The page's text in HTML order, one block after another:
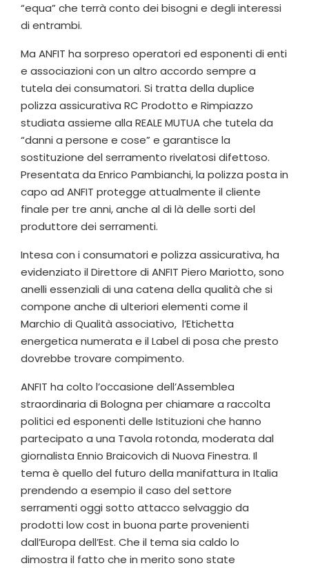
“equa” che terrà conto dei bisogni e degli interessi
di entrambi.
Ma ANFIT ha sorpreso operatori ed esponenti di enti
e associazioni con un altro accordo sempre a
tutela dei consumatori. Si tratta della duplice
polizza assicurativa RC Prodotto e Rimpiazzo
studiata assieme alla REALE MUTUA che tutela da
“danni a persone e cose” e garantisce la
sostituzione del serramento rivelatosi difettoso.
Presentata da Enrico Pambianchi, la polizza posta in
capo ad ANFIT protegge attualmente il cliente
finale per tre anni, anche al di là delle sorti del
produttore dei serramenti.
Intesa con i consumatori e polizza assicurativa, ha
evidenziato il Direttore di ANFIT Piero Mariotto, sono
anelli essenziali di una catena della qualità che si
compone anche di ulteriori elementi come il
Marchio di Qualità associativo, l’Etichetta
energetica numerata e il Label di posa che presto
dovrebbe trovare compimento.
ANFIT ha colto l’occasione dell’Assemblea
straordinaria di Bologna per chiamare a raccolta
politici ed esponenti delle Istituzioni che hanno
partecipato a una Tavola rotonda, moderata dal
giornalista Ennio Braicovich di Nuova Finestra. Il
tema è quello del futuro della manifattura in Italia
prendendo a esempio il caso del settore
serramenti oggi sotto attacco selvaggio da
prodotti low cost in buona parte provenienti
dall’Europa dell’Est. Che il tema sia caldo lo
dimostra il fatto che in merito sono state